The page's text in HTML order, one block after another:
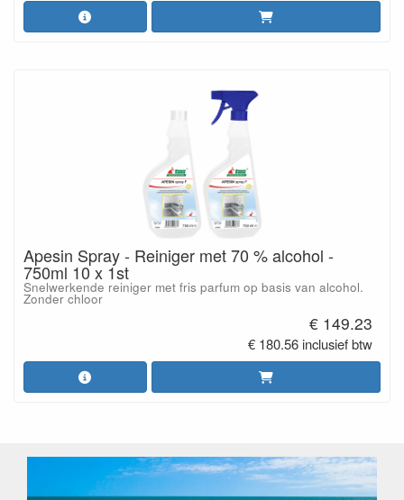
Apesin Spray - Reiniger met 70 % alcohol -
750ml 10 x 1st
Snelwerkende reiniger met fris parfum op basis van alcohol.
Zonder chloor
€ 149.23
€ 180.56 inclusief btw